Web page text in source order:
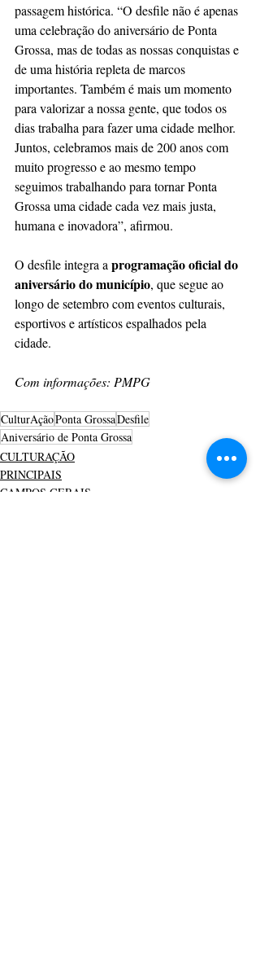
passagem histórica. “O desfile não é apenas
uma celebração do aniversário de Ponta
Grossa, mas de todas as nossas conquistas e
de uma história repleta de marcos
importantes. Também é mais um momento
para valorizar a nossa gente, que todos os
dias trabalha para fazer uma cidade melhor.
Juntos, celebramos mais de 200 anos com
muito progresso e ao mesmo tempo
seguimos trabalhando para tornar Ponta
Grossa uma cidade cada vez mais justa,
humana e inovadora”, afirmou.
O desfile integra a programação oficial do
aniversário do município, que segue ao
longo de setembro com eventos culturais,
esportivos e artísticos espalhados pela
cidade.
Com informações: PMPG
CulturAçãoPonta GrossaDesfile
Aniversário de Ponta Grossa
CULTURAÇÃO
PRINCIPAIS
CAMPOS GERAIS